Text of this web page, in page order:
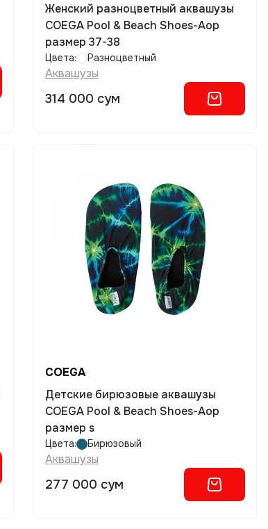
Женский разноцветный аквашузы
COEGA Pool & Beach Shoes-Aop
размер 37-38
Цвета: Разноцветный
Аквашузы
314 000 сум
COEGA
Детские бирюзовые аквашузы
COEGA Pool & Beach Shoes-Aop
размер s
Цвета: Бирюзовый
Аквашузы
277 000 сум